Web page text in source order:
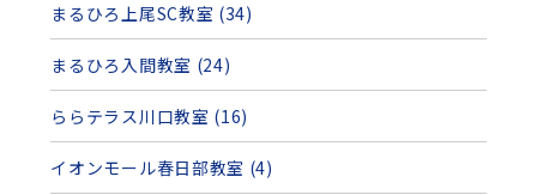
まるひろ上尾SC教室 (34)
まるひろ入間教室 (24)
ららテラス川口教室 (16)
イオンモール春日部教室 (4)